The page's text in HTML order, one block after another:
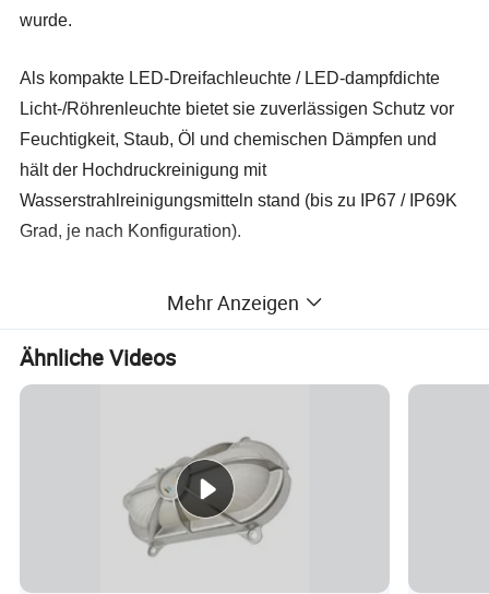
wurde.
Als kompakte LED-Dreifachleuchte / LED-dampfdichte
Licht-/Röhrenleuchte bietet sie zuverlässigen Schutz vor
Feuchtigkeit, Staub, Öl und chemischen Dämpfen und
hält der Hochdruckreinigung mit
Wasserstrahlreinigungsmitteln stand (bis zu IP67 / IP69K
Grad, je nach Konfiguration).
Diffusor bietet diese dreistufige LED-Leuchte eine
sichere, energieeffiziente Beleuchtung für Fabriken,
Lagerhäuser, Parkhäuser, Tunnel und andere
Ersatz für herkömmliche Leuchtstoffröhren und
explosionsgeschützte Leuchten.
Spezifikation
Mehr Anzeigen
Ähnliche Videos